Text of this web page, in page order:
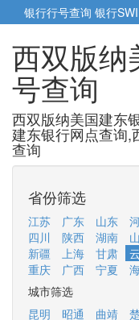
银行行号查询 银行
西双版纳
号查询
西双版纳美国建东
建东银行网点查询,
查询
省份筛选
江苏 广东 山东
四川
陕西 湖南
新疆
上海 甘肃
重庆
广西 宁夏
城市筛选
昆明
昭通 曲靖